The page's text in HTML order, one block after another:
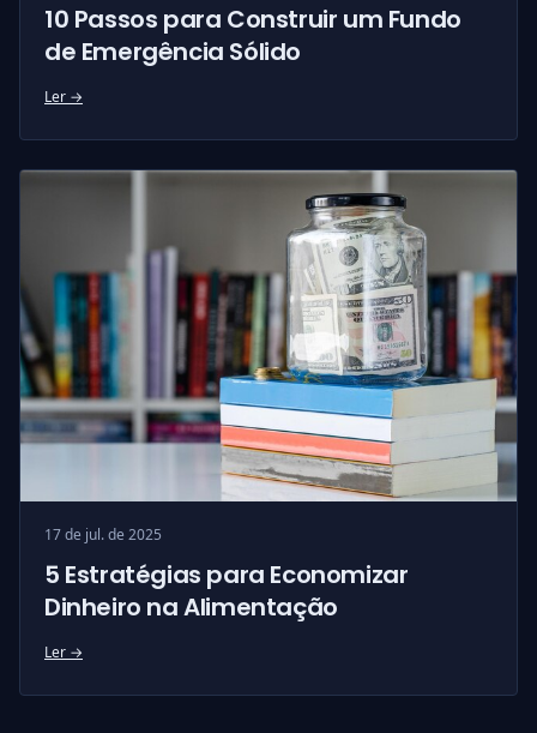
10 Passos para Construir um Fundo
de Emergência Sólido
Ler →
17 de jul. de 2025
5 Estratégias para Economizar
Dinheiro na Alimentação
Ler →